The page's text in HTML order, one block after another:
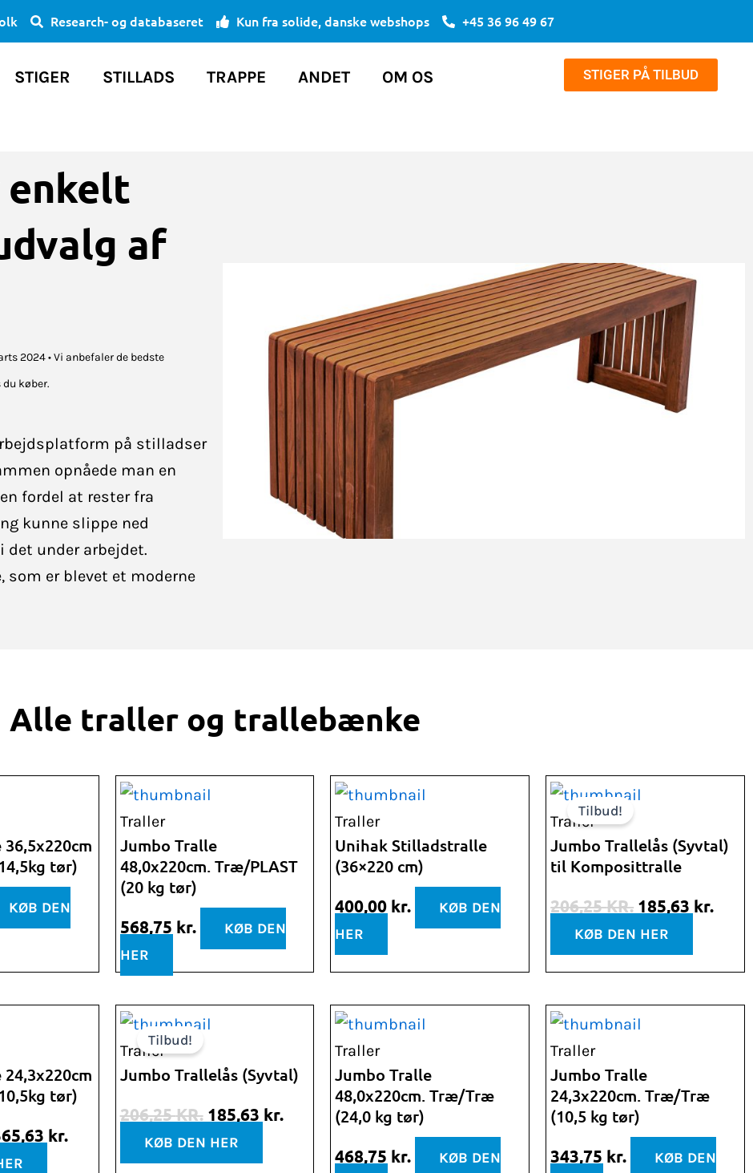
Research- og databaseret Kun fra solide, danske webshops +45 36 96 49 67
STIGER STILLADS TRAPPE ANDET OM OS STIGER PÅ TILBUD
af
2024 • Vi anbefaler de bedste
køber.
på stilladser
opnåede man en
fordel at rester fra
kunne slippe ned
under arbejdet.
er blevet et moderne
Alle traller og trallebænke
tør)
KØB DEN
Traller
Jumbo Tralle
48,0x220cm. Træ/PLAST
(20 kg tør)
568,75 kr.
KØB DEN
HER
Traller
Unihak Stilladstralle
(36×220 cm)
400,00 kr.
KØB DEN
HER
Tilbud!
Traller
Jumbo Trallelås (Syvtal)
til Komposittralle
206,25KR.
Den
pris
var:
206,25 kr..
185,63 kr.
pris
KØB DEN HER
tør)
406,25 kr..
kr.
aktuelle
pris
er:
365,63 kr..
Tilbud!
Traller
Jumbo Trallelås (Syvtal)
206,25KR.
Den
pris
206,25 kr..
185,63 kr.
aktuelle
pris
185,63 kr..
KØB DEN HER
Traller
Jumbo Tralle
48,0x220cm. Træ/Træ
(24,0 kg tør)
468,75 kr.
KØB DEN
Traller
Jumbo Tralle
24,3x220cm. Træ/Træ
(10,5 kg tør)
343,75 kr.
KØB DEN